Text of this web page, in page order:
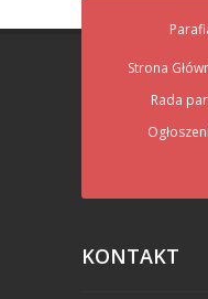
Strona
Rada
KONTAKT